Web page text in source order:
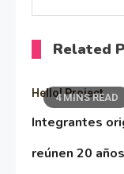
Related
4 MINS READ
Hello! Project
Integrantes
reúnen 20